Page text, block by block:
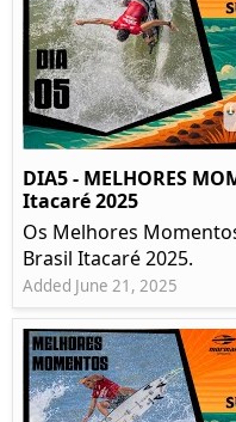
DIA5 - MELHORES
Itacaré 2025
Os Melhores
Brasil Itacaré 2025.
Added June 21, 2025